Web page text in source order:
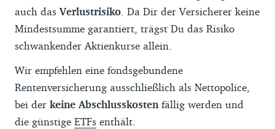
auch dasVerlustrisiko . Da Dir der Versicherer keine
Mindestsumme garantiert, trägst Du das Risiko
schwankender Aktienkurse allein.
Wir empfehlen eine fondsgebundene
Rentenversicherung ausschließlich als Nettopolice,
bei der keine Abschlusskosten fällig werden und
die günstige ETFs enthält.